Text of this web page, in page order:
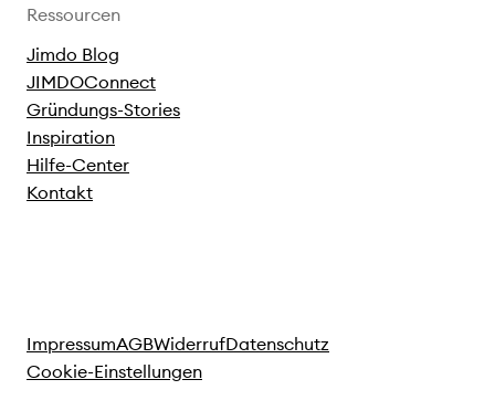
Ressourcen
Jimdo Blog
JIMDOConnect
Gründungs-Stories
Inspiration
Hilfe-Center
Kontakt
ImpressumAGBWiderrufDatenschutz
Cookie-Einstellungen